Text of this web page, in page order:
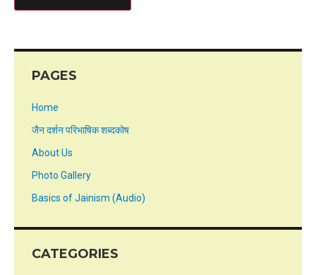
PAGES
Home
जैन दर्शन परिभाषिक शब्दकोष
About Us
Photo Gallery
Basics of Jainism (Audio)
CATEGORIES